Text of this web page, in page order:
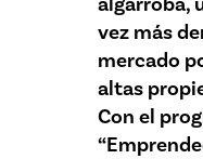
vez más
mercado
altas
Con el